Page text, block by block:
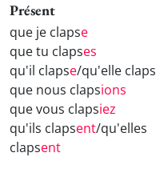
Présent
que je clapse
que tu clapses
qu'il clapse/qu'elle claps
que nous clapsions
que vous clapsiez
qu'ils clapsent/qu'elles
clapsent